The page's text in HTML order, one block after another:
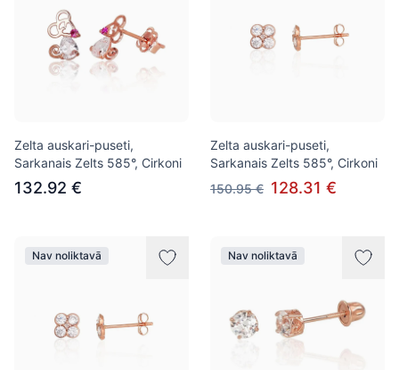
Zelta auskari-puseti,
Sarkanais Zelts 585°, Cirkoni
132.92 €
Zelta auskari-puseti,
Sarkanais Zelts 585°, Cirkoni
150.95 € 128.31 €
Nav noliktavā Nav noliktavā